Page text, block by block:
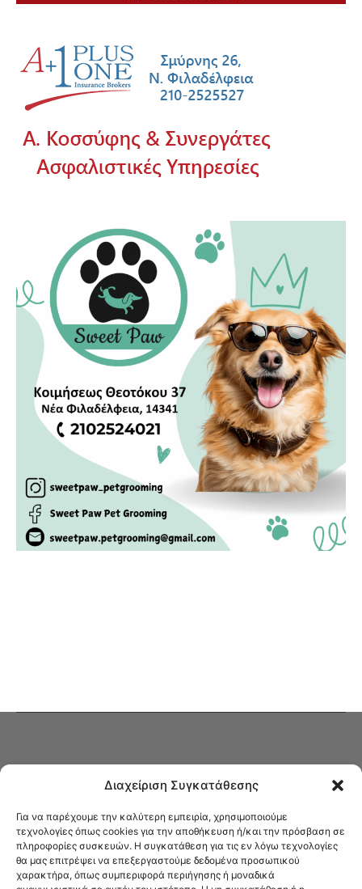
Διαχείριση Συγκατάθεσης
Για να παρέχουμε την καλύτερη εμπειρία, χρησιμοποιούμε
τεχνολογίες όπως cookies για την αποθήκευση ή/και την πρόσβαση σε
πληροφορίες συσκευών. Η συγκατάθεση για τις εν λόγω τεχνολογίες
θα μας επιτρέψει να επεξεργαστούμε δεδομένα προσωπικού
χαρακτήρα, όπως συμπεριφορά περιήγησης ή μοναδικά
Στο Καφενείο θα βρείτε όλες τις ειδήσεις που αφορούν την Νέα
Φιλαδέλφεια και τη Νέα Χαλκηδόνα, καυτή αρθρογραφία, καθώς και
όλα τα νέα που σας αφορούν.